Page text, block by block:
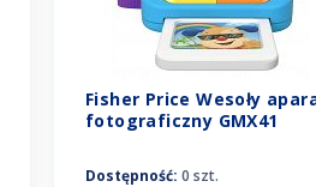
Fisher Price Wesoły
fotograficzny GMX41
Dostępność: 0 szt.